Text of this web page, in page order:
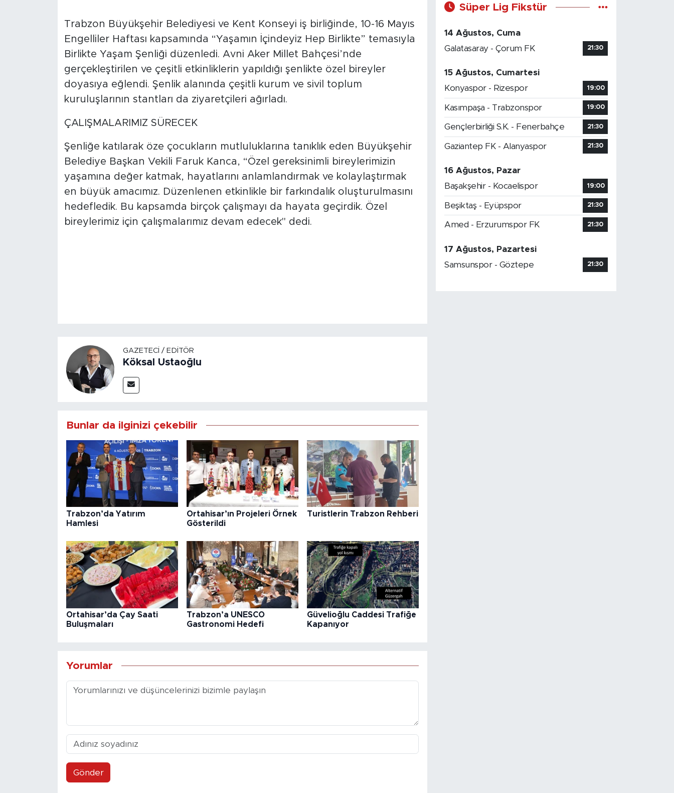
Trabzon Büyükşehir Belediyesi ve Kent Konseyi iş birliğinde, 10-16 Mayıs
Engelliler Haftası kapsamında “Yaşamın İçindeyiz Hep Birlikte” temasıyla
Birlikte Yaşam Şenliği düzenledi. Avni Aker Millet Bahçesi’nde
gerçekleştirilen ve çeşitli etkinliklerin yapıldığı şenlikte özel bireyler
doyasıya eğlendi. Şenlik alanında çeşitli kurum ve sivil toplum
kuruluşlarının stantları da ziyaretçileri ağırladı.
ÇALIŞMALARIMIZ SÜRECEK
Şenliğe katılarak öze çocukların mutluluklarına tanıklık eden Büyükşehir
Belediye Başkan Vekili Faruk Kanca, “Özel gereksinimli bireylerimizin
yaşamına değer katmak, hayatlarını anlamlandırmak ve kolaylaştırmak
en büyük amacımız. Düzenlenen etkinlikle bir farkındalık oluşturulmasını
hedefledik. Bu kapsamda birçok çalışmayı da hayata geçirdik. Özel
bireylerimiz için çalışmalarımız devam edecek" dedi.
GAZETECI / EDITÖR
Köksal Ustaoğlu
Bunlar da ilginizi çekebilir
Trabzon’da Yatırım
Hamlesi
Ortahisar’ın Projeleri Örnek
Gösterildi
Turistlerin Trabzon Rehberi
Ortahisar’da Çay Saati
Buluşmaları
Trabzon’a UNESCO
Gastronomi Hedefi
Güvelioğlu Caddesi Trafiğe
Kapanıyor
Yorumlar
Gönder
Süper Lig Fikstür
14 Ağustos, Cuma
Galatasaray - Çorum FK
21:30
15 Ağustos, Cumartesi
Konyaspor - Rizespor
19:00
Kasımpaşa - Trabzonspor 19:00
Gençlerbirliği S.K. - Fenerbahçe 21:30
Gaziantep FK - Alanyaspor 21:30
16 Ağustos, Pazar
Başakşehir - Kocaelispor
19:00
Beşiktaş - Eyüpspor 21:30
Amed - Erzurumspor FK 21:30
17 Ağustos, Pazartesi
Samsunspor - Göztepe
21:30